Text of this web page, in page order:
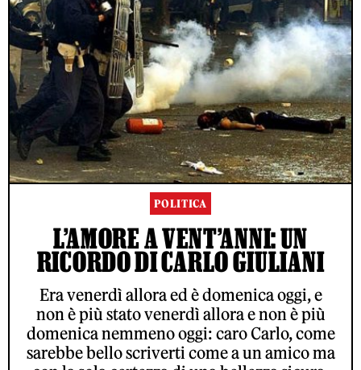
POLITICA
L’AMORE A VENT’ANNI: UN
RICORDO DI CARLO GIULIANI
Era venerdì allora ed è domenica oggi, e
non è più stato venerdì allora e non è più
domenica nemmeno oggi: caro Carlo, come
sarebbe bello scriverti come a un amico ma